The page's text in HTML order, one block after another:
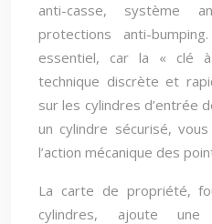
anti-casse, système
protections anti-
essentiel, car la « clé
technique discrète et
sur les cylindres d’entrée
un cylindre sécurisé,
l’action mécanique des
La carte de propriété,
cylindres, ajoute